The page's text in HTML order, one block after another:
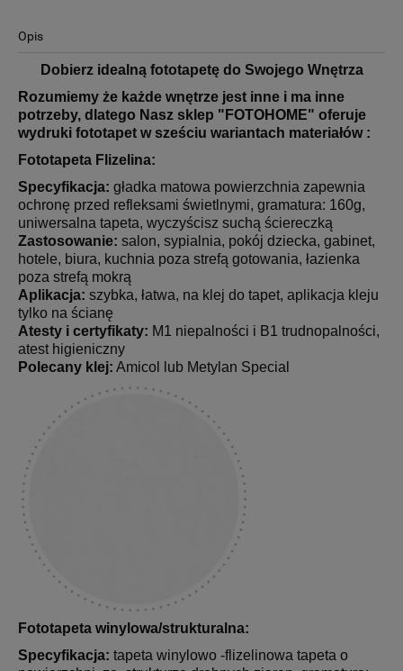
Opis
Dobierz idealną fototapetę do Swojego Wnętrza
Rozumiemy że każde wnętrze jest inne i ma inne
potrzeby, dlatego Nasz sklep "FOTOHOME" oferuje
wydruki fototapet w sześciu wariantach materiałów :
Fototapeta Flizelina:
Specyfikacja: gładka matowa powierzchnia zapewnia
ochronę przed refleksami świetlnymi, gramatura: 160g,
uniwersalna tapeta, wyczyścisz suchą ściereczką
Zastosowanie: salon, sypialnia, pokój dziecka, gabinet,
hotele, biura, kuchnia poza strefą gotowania, łazienka
poza strefą mokrą
Aplikacja: szybka, łatwa, na klej do tapet, aplikacja kleju
tylko na ścianę
Atesty i certyfikaty: M1 niepalności i B1 trudnopalności,
atest higieniczny
Polecany klej: Amicol lub Metylan Special
Fototapeta winylowa/strukturalna:
Specyfikacja: tapeta winylowo -flizelinowa tapeta o